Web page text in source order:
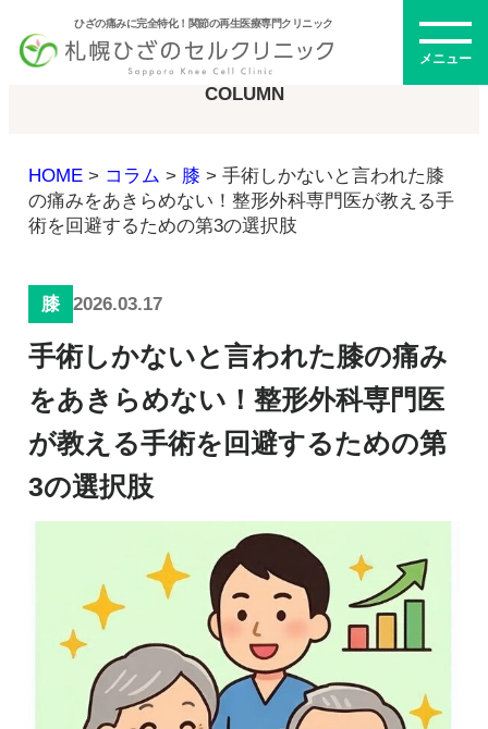
ひざの痛みに完全特化！関節の再生医療専門クリニック
メニュー
初めての方へ
ひざの再生医療とは
幹細胞治療
PRP治療
幹細胞培養上清液
慢性疼痛
再生医療とは
ドクター紹介
よくある質問
クリニック紹介
コラム
COLUMN
HOME> コラム > 膝 > 手術しかないと言われた膝
の痛みをあきらめない！整形外科専門医が教える手
術を回避するための第3の選択肢
膝 2026.03.17
手術しかないと言われた膝の痛み
をあきらめない！整形外科専門医
が教える手術を回避するための第
3の選択肢